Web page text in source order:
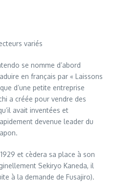
variés
se nomme d’abord
en français par « Laissons
d’une petite entreprise
a créée pour vendre des
avait inventées et
devenue leader du
et cèdera sa place à son
Sekiryo Kaneda, il
à la demande de Fusajiro).